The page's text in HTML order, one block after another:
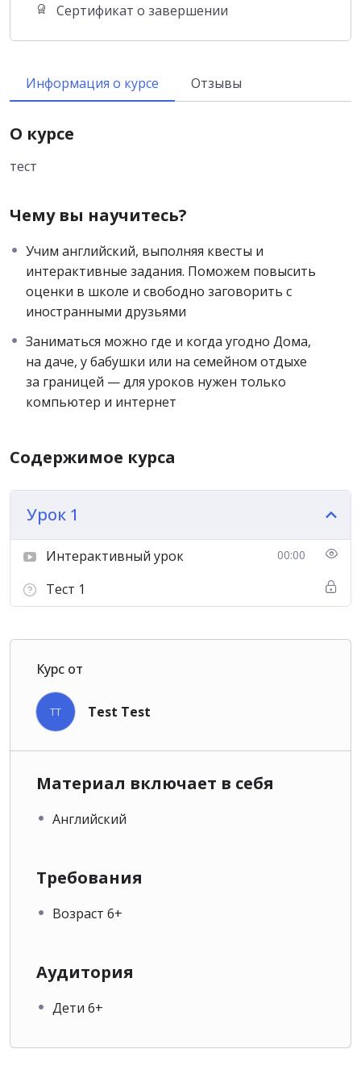
Сертификат о завершении
Информация о курсе Отзывы
О курсе
тест
Чему вы научитесь?
Учим английский, выполняя квесты и
интерактивные задания. Поможем повысить
оценки в школе и свободно заговорить с
иностранными друзьями
Заниматься можно где и когда угодно Дома,
на даче, у бабушки или на семейном отдыхе
за границей — для уроков нужен только
компьютер и интернет
Содержимое курса
Урок 1
Интерактивный урок 00:00
Тест 1
Курс от
TT Test Test
Материал включает в себя
Английский
Требования
Возраст 6+
Аудитория
Дети 6+